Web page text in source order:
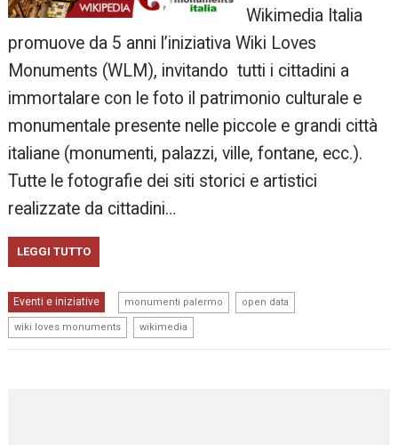
Wikimedia Italia
promuove da 5 anni l’iniziativa Wiki Loves
Monuments (WLM), invitando tutti i cittadini a
immortalare con le foto il patrimonio culturale e
monumentale presente nelle piccole e grandi città
italiane (monumenti, palazzi, ville, fontane, ecc.).
Tutte le fotografie dei siti storici e artistici
realizzate da cittadini…
LEGGI TUTTO
Eventi e iniziative monumenti palermo open data
wiki loves monuments wikimedia